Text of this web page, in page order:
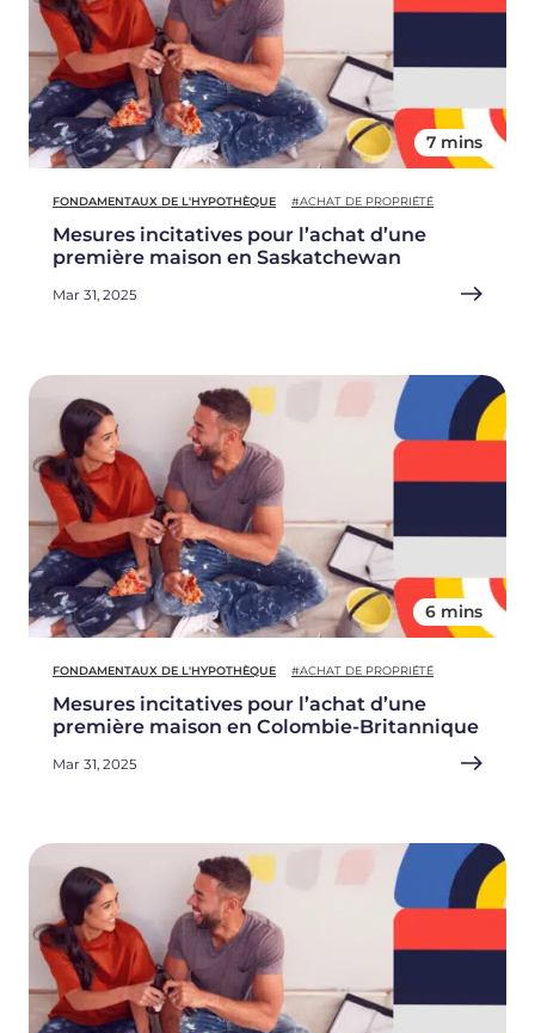
7 mins
FONDAMENTAUX DE L'HYPOTHÈQUE #ACHAT DE PROPRIÉTÉ
Mesures incitatives pour l’achat d’une
première maison en Saskatchewan
Mar 31, 2025
6 mins
FONDAMENTAUX DE L'HYPOTHÈQUE #ACHAT DE PROPRIÉTÉ
Mesures incitatives pour l’achat d’une
première maison en Colombie-Britannique
Mar 31, 2025